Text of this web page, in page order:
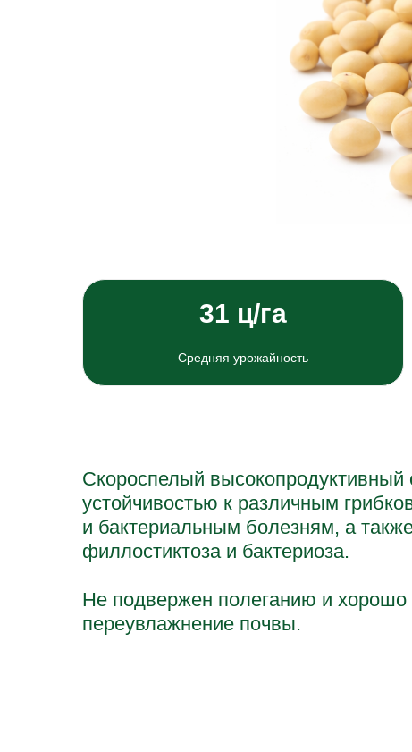
31 ц/га
Средняя урожайность
Скороспелый высокопродуктивный
устойчивостью к различным
и бактериальным болезням, а
филлостиктоза и бактериоза.
Не подвержен полеганию и хорошо
переувлажнение почвы.